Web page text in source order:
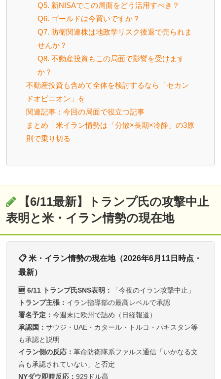
Q5. 新NISAでこの局面をどう活用すべき？
Q6. ゴールドは今買いですか？
Q7. 防衛関連株は地政学リスク後退で売られま
せんか？
Q8. 不動産投資もこの局面で影響を受けます
か？
不動産投資も含めて全体を検討するなら「セカン
ドオピニオン」を
関連記事：今回の局面で役立つ記事
まとめ｜米イラン情勢は「分散×長期×冷静」の3原
則で乗り切る
【6/11最新】トランプ氏の攻撃中止
表明と米・イラン情勢の現在地
📋 米・イラン情勢の現在地（2026年6月11日時点・
最新）
🆕 6/11 トランプ氏SNS表明：
「今夜のイラン攻撃中止」
トランプ主張： イラン指導部の最高レベルで承認
署名予定： 今週末に欧州で詰め（日経報道）
承認国： サウジ・UAE・カタール・トルコ・パキスタン等
も承認と説明
イラン側の反応： 革命防衛隊系ファルス通信「いかなる文
言も承認されていない」と否定
NYダウ即時反応： 929ドル高